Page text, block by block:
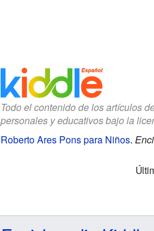
Todo el contenido de los artículos
personales y educativos bajo la
Roberto Ares Pons para Niños.